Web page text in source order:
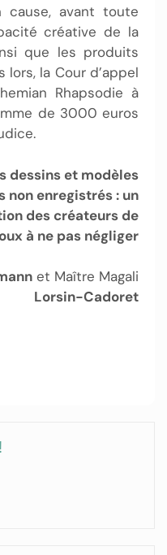
avant toute
créative de la
que les produits
lors, la Cour d’appel
Rhapsodie à
de 3000 euros
dessins et modèles
non enregistrés : un
des créateurs de
à ne pas négliger
et Maître Magali
Lorsin-Cadoret